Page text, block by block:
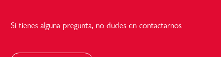
Si tienes alguna pregunta, no dudes en contactarnos.